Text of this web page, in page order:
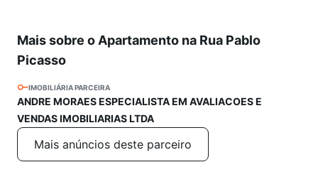
Mais sobre o Apartamento na Rua Pablo
Picasso
IMOBILIÁRIA PARCEIRA
ANDRE MORAES ESPECIALISTA EM AVALIACOES E
VENDAS IMOBILIARIAS LTDA
Mais anúncios deste parceiro